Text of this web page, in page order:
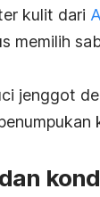
kulit dari
memilih
jenggot